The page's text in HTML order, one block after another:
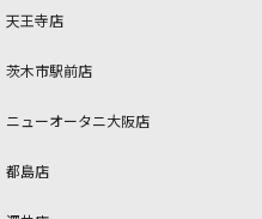
天王寺店
茨木市駅前店
ニューオータニ大阪店
都島店